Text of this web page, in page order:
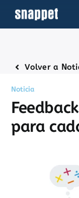
contenido
Volver a
Noticia
para